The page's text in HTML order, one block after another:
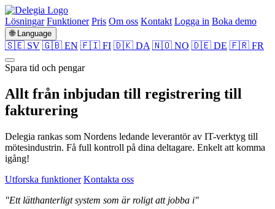
Lösningar Funktioner Pris Om oss Kontakt Logga in Boka demo
🌐 Language
🇸🇪 SV 🇬🇧 EN 🇫🇮 FI 🇩🇰 DA 🇳🇴 NO 🇩🇪 DE 🇫🇷 FR
Spara tid och pengar
Allt från inbjudan till registrering till
fakturering
Delegia rankas som Nordens ledande leverantör av IT-verktyg till
mötesindustrin. Få full kontroll på dina deltagare. Enkelt att komma
igång!
Utforska funktioner Kontakta oss
"Ett lätthanterligt system som är roligt att jobba i"